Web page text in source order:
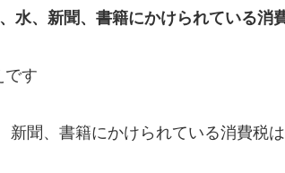
水、新聞、書籍にかけられている消
です
新聞、書籍にかけられている消費税